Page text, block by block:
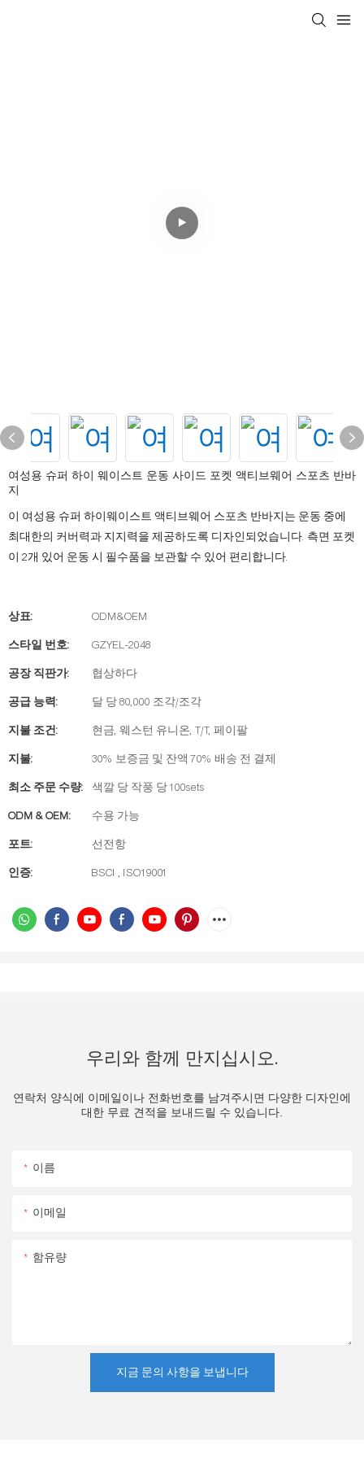
여성용 슈퍼 하이 웨이스트 운동 사이드 포켓 ​​액티브웨어 스포츠 반바
지
이 여성용 슈퍼 하이웨이스트 액티브웨어 스포츠 반바지는 운동 중에
최대한의 커버력과 지지력을 제공하도록 디자인되었습니다. 측면 포켓
이 2개 있어 운동 시 필수품을 보관할 수 있어 편리합니다.
상표: ODM&OEM
스타일 번호: GZYEL-2048
공장 직판가: 협상하다
공급 능력: 달 당 80,000 조각/조각
지불 조건: 현금, 웨스턴 유니온, T/T, 페이팔
지불: 30% 보증금 및 잔액 70% 배송 전 결제
최소 주문 수량: 색깔 당 작풍 당 100sets
ODM & OEM: 수용 가능
포트: 선전항
인증: BSCI , ISO19001
우리와 함께 만지십시오.
연락처 양식에 이메일이나 전화번호를 남겨주시면 다양한 디자인에
대한 무료 견적을 보내드릴 수 있습니다.
이름
이메일
함유량
지금 문의 사항을 보냅니다